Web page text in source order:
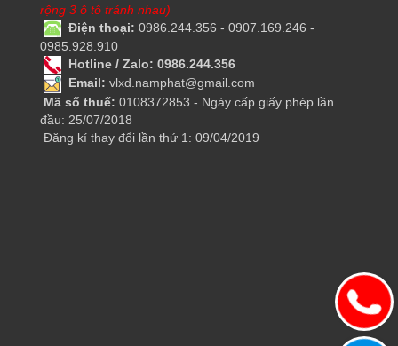
rộng 3 ô tô tránh nhau)
Điện thoại: 0986.244.356 - 0907.169.246 -
0985.928.910
Hotline / Zalo: 0986.244.356
Email: vlxd.namphat@gmail.com
Mã số thuế: 0108372853 - Ngày cấp giấy phép lần
đầu: 25/07/2018
Đăng kí thay đổi lần thứ 1: 09/04/2019